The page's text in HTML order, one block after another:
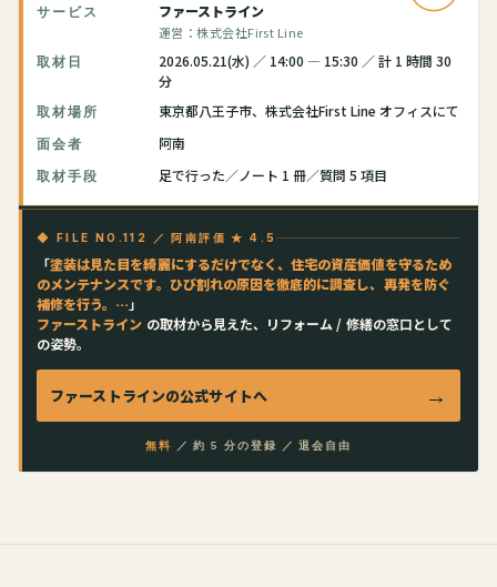
サービス ファーストライン
運営：株式会社First Line
取材日
2026.05.21(水) ／ 14:00 — 15:30 ／ 計 1 時間 30
分
取材場所 東京都八王子市、株式会社First Line オフィスにて
面会者 阿南
取材手段 足で行った／ノート 1 冊／質問 5 項目
◆ FILE NO.112 ／ 阿南評価 ★ 4.5
「塗装は見た目を綺麗にするだけでなく、住宅の資産価値を守るため
のメンテナンスです。ひび割れの原因を徹底的に調査し、再発を防ぐ
補修を行う。… 」
ファーストライン の取材から見えた、リフォーム / 修繕の窓口として
の姿勢。
ファーストラインの公式サイトへ →
無料 ／ 約 5 分の登録 ／ 退会自由